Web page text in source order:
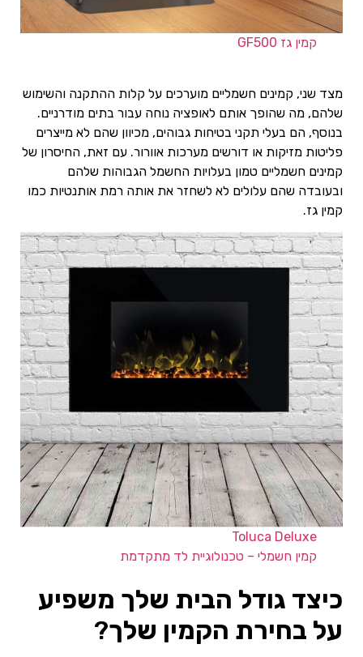
קמין גז GF500
מצד שני, קמינים חשמליים מוערכים על קלות ההתקנה והשימוש
שלהם, מה שהופך אותם לאופציה נוחה עבור בתים מודרניים.
בנוסף, הם בעלי תקני בטיחות גבוהים, מכיוון שהם לא מייצרים
פליטות מזיקות או דורשים מערכות אוורור. עם זאת, החיסרון של
קמינים חשמליים טמון בעלויות החשמל הגבוהות שלהם
ובעובדה שהם עלולים לא לשחזר את אותה רמת אותנטיות כמו
קמין גז.
Toluca Deluxe
קמין חשמלי – טכנולוגיית לד מתקדמת
כיצד גודל הבית שלך משפיע
על בחירת הקמין שלך?